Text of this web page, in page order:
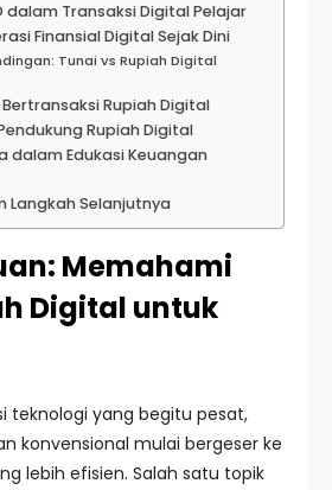
dalam Transaksi Digital Pelajar
Finansial Digital Sejak Dini
Tunai vs Rupiah Digital
Rupiah Digital
Rupiah Digital
dalam Edukasi Keuangan
Langkah Selanjutnya
Memahami
Digital untuk
teknologi yang begitu pesat,
konvensional mulai bergeser ke
lebih efisien. Salah satu topik